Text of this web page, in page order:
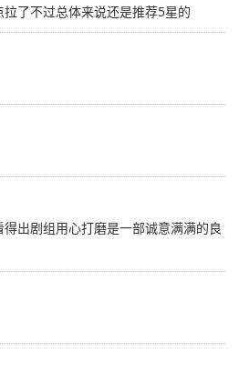
了不过总体来说还是推荐5星的
出剧组用心打磨是一部诚意满满的良